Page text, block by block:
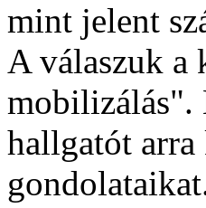
mint jelent
A válaszuk a
mobilizálás".
hallgatót arra